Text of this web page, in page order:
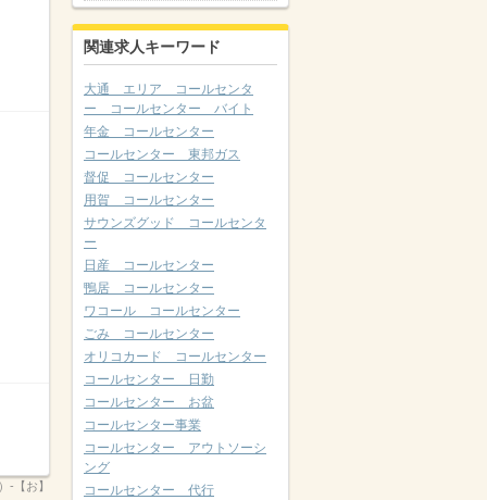
-【お】
関連求人キーワード
大通 エリア コールセンタ
ー コールセンター バイト
年金 コールセンター
コールセンター 東邦ガス
督促 コールセンター
用賀 コールセンター
サウンズグッド コールセンタ
ー
日産 コールセンター
鴨居 コールセンター
ワコール コールセンター
ごみ コールセンター
オリコカード コールセンター
コールセンター 日勤
コールセンター お盆
コールセンター事業
コールセンター アウトソーシ
ング
コールセンター 代行